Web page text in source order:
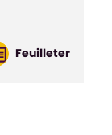
Feuilleter